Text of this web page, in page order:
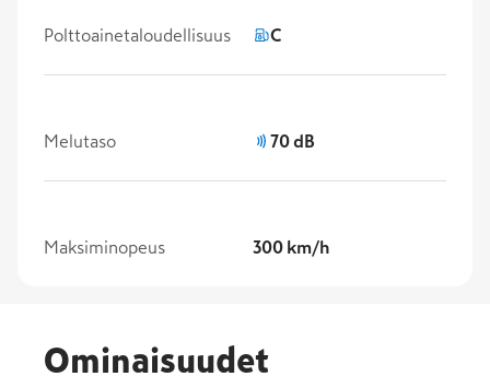
Polttoainetaloudellisuus C
Melutaso 70 dB
Maksiminopeus 300 km/h
Ominaisuudet